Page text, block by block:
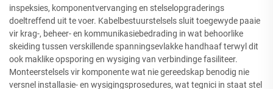
inspeksies, komponentvervanging en stelselopgraderings
doeltreffend uit te voer. Kabelbestuurstelsels sluit toegewyde paaie
vir krag-, beheer- en kommunikasiebedrading in wat behoorlike
skeiding tussen verskillende spanningsevlakke handhaaf terwyl dit
ook maklike opsporing en wysiging van verbindinge fasiliteer.
Monteerstelsels vir komponente wat nie gereedskap benodig nie
versnel installasie- en wysigingsprosedures, wat tegnici in staat stel